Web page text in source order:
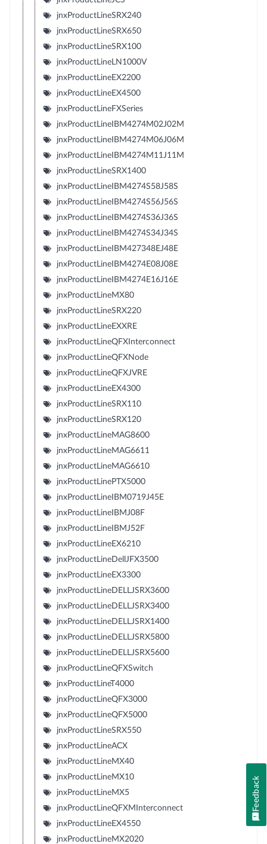
jnxProductLineSRX240
jnxProductLineSRX650
jnxProductLineSRX100
jnxProductLineLN1000V
jnxProductLineEX2200
jnxProductLineEX4500
jnxProductLineFXSeries
jnxProductLineIBM4274M02J02M
jnxProductLineIBM4274M06J06M
jnxProductLineIBM4274M11J11M
jnxProductLineSRX1400
jnxProductLineIBM4274S58J58S
jnxProductLineIBM4274S56J56S
jnxProductLineIBM4274S36J36S
jnxProductLineIBM4274S34J34S
jnxProductLineIBM427348EJ48E
jnxProductLineIBM4274E08J08E
jnxProductLineIBM4274E16J16E
jnxProductLineMX80
jnxProductLineSRX220
jnxProductLineEXXRE
jnxProductLineQFXInterconnect
jnxProductLineQFXNode
jnxProductLineQFXJVRE
jnxProductLineEX4300
jnxProductLineSRX110
jnxProductLineSRX120
jnxProductLineMAG8600
jnxProductLineMAG6611
jnxProductLineMAG6610
jnxProductLinePTX5000
jnxProductLineIBM0719J45E
jnxProductLineIBMJ08F
jnxProductLineIBMJ52F
jnxProductLineEX6210
jnxProductLineDellJFX3500
jnxProductLineEX3300
jnxProductLineDELLJSRX3600
jnxProductLineDELLJSRX3400
jnxProductLineDELLJSRX1400
jnxProductLineDELLJSRX5800
jnxProductLineDELLJSRX5600
jnxProductLineQFXSwitch
jnxProductLineT4000
jnxProductLineQFX3000
jnxProductLineQFX5000
jnxProductLineSRX550
jnxProductLineACX
jnxProductLineMX40
jnxProductLineMX10
jnxProductLineMX5
jnxProductLineQFXMInterconnect
jnxProductLineEX4550
jnxProductLineMX2020
Feedback